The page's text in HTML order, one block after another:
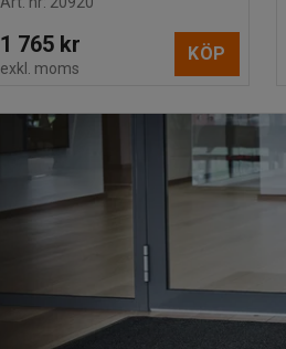
1 765 kr
exkl. moms
KÖP